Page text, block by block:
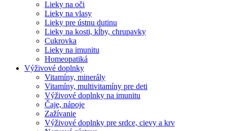
Lieky na oči
Lieky na vlasy
Lieky pre ústnu dutinu
Lieky na kosti, kĺby, chrupavky
Cukrovka
Lieky na imunitu
Homeopatiká
Výživové doplnky
Vitamíny, minerály
Vitamíny, multivitamíny pre deti
Výživové doplnky na imunitu
Čaje, nápoje
Zažívanie
Výživové doplnky pre srdce, cievy a krv